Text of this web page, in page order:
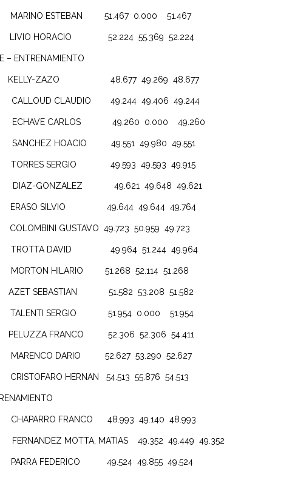
ESTEBAN 51.467 0.000 51.467
HORACIO 52.224 55.369 52.224
– ENTRENAMIENTO
ZAZO 48.677 49.269 48.677
CLAUDIO 49.244 49.406 49.244
CARLOS 49.260 0.000 49.260
HOACIO 49.551 49.980 49.551
SERGIO 49.593 49.593 49.915
49.621 49.648 49.621
SILVIO 49.644 49.644 49.764
GUSTAVO 49.723 50.959 49.723
DAVID 49.964 51.244 49.964
HILARIO 51.268 52.114 51.268
SEBASTIAN 51.582 53.208 51.582
SERGIO 51.954 0.000 51.954
FRANCO 52.306 52.306 54.411
DARIO 52.627 53.290 52.627
HERNAN 54.513 55.876 54.513
FRANCO 48.993 49.140 48.993
MOTTA, MATIAS 49.352 49.449 49.352
FEDERICO 49.524 49.855 49.524